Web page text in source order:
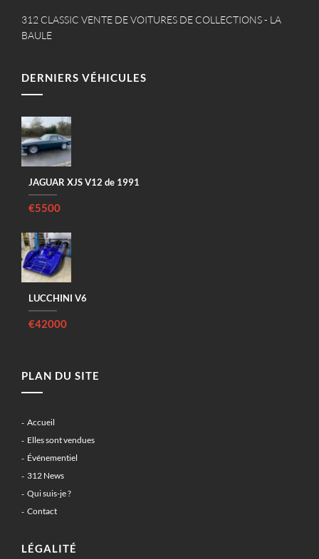
312 CLASSIC VENTE DE VOITURES DE COLLECTIONS - LA
BAULE
DERNIERS VÉHICULES
JAGUAR XJS V12 de 1991
€5500
LUCCHINI V6
€42000
PLAN DU SITE
Accueil
Elles sont vendues
Événementiel
312 News
Qui suis-je ?
Contact
LÉGALITÉ